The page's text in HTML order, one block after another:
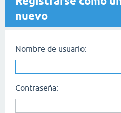
nuevo
Nombre de usuario:
Contraseña: